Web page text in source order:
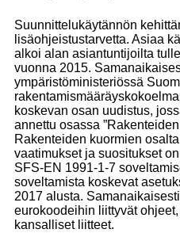
Suunnittelukäytännön
lisäohjeistustarvetta. Asiaa
alkoi alan asiantuntijoilta
vuonna 2015.
ympäristöministeriössä
koskevan osan uudistus,
annettu osassa
Rakenteiden kuormien
vaatimukset ja suositukset
SFS-EN 1991-1-7
soveltamista koskevat
2017 alusta.
eurokoodeihin liittyvät
kansalliset liitteet.